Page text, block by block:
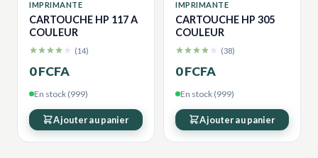
IMPRIMANTE
CARTOUCHE HP 117 A
COULEUR
(14)
0 FCFA
En stock (999)
Ajouter au panier
IMPRIMANTE
CARTOUCHE HP 305
COULEUR
(38)
0 FCFA
En stock (999)
Ajouter au panier